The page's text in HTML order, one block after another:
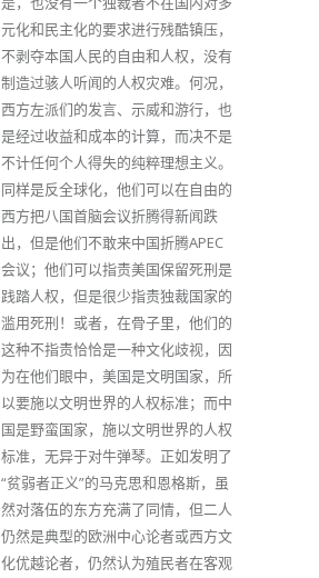
元化和民主化的要求进行残酷镇压，
不剥夺本国人民的自由和人权，没有
制造过骇人听闻的人权灾难。何况，
西方左派们的发言、示威和游行，也
是经过收益和成本的计算，而决不是
不计任何个人得失的纯粹理想主义。
同样是反全球化，他们可以在自由的
西方把八国首脑会议折腾得新闻跌
出，但是他们不敢来中国折腾APEC
会议；他们可以指责美国保留死刑是
践踏人权，但是很少指责独裁国家的
滥用死刑！或者，在骨子里，他们的
这种不指责恰恰是一种文化歧视，因
为在他们眼中，美国是文明国家，所
以要施以文明世界的人权标准；而中
国是野蛮国家，施以文明世界的人权
标准，无异于对牛弹琴。正如发明了
“贫弱者正义”的马克思和恩格斯，虽
然对落伍的东方充满了同情，但二人
仍然是典型的欧洲中心论者或西方文
化优越论者，仍然认为殖民者在客观